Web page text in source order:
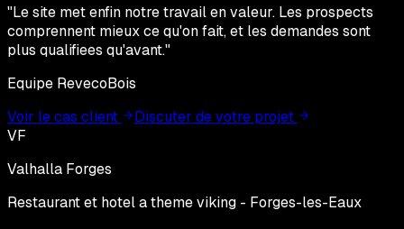
"Le site met enfin notre travail en valeur. Les prospects
comprennent mieux ce qu'on fait, et les demandes sont
plus qualifiees qu'avant."
Equipe RevecoBois
Voir le cas client
Discuter de votre projet
VF
Valhalla Forges
Restaurant et hotel a theme viking - Forges-les-Eaux